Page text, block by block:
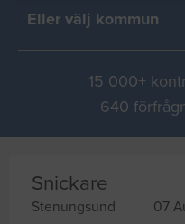
Eller välj kommun
15 000+
640
Snickare
Stenungsund 07